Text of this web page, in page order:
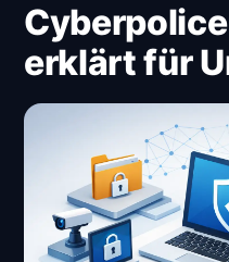
erklärt für